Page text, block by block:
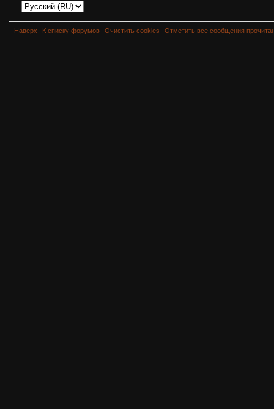
Наверх К списку форумов Очистить cookies Отметить все сообщения